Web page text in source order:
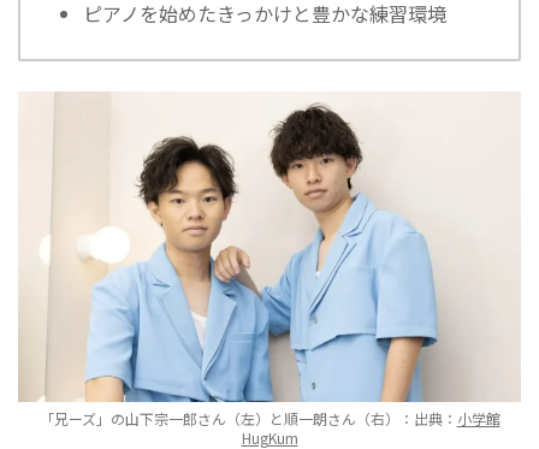
ピアノを始めたきっかけと豊かな練習環境
「兄ーズ」の山下宗一郎さん（左）と順一朗さん（右）：出典： 小学館
HugKum